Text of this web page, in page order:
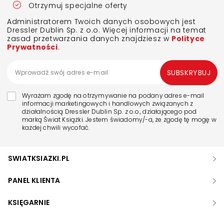
Otrzymuj specjalne oferty
Administratorem Twoich danych osobowych jest
Dressler Dublin Sp. z o.o. Więcej informacji na temat
zasad przetwarzania danych znajdziesz w Polityce
Prywatności.
Wyrażam zgodę na otrzymywanie na podany adres e-mail
informacji marketingowych i handlowych związanych z
działalnością Dressler Dublin Sp. z o.o., działającego pod
marką Świat Książki. Jestem świadomy/-a, że zgodę tę mogę w
każdej chwili wycofać.
SUBSKRYBUJ
SWIATKSIAZKI.PL
PANEL KLIENTA
KSIĘGARNIE